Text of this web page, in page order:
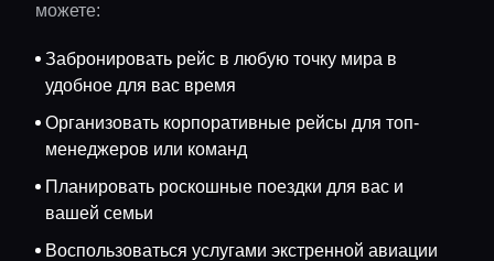
можете:
Забронировать рейс в любую точку мира в
удобное для вас время
Организовать корпоративные рейсы для топ-
менеджеров или команд
Планировать роскошные поездки для вас и
вашей семьи
Воспользоваться услугами экстренной авиации